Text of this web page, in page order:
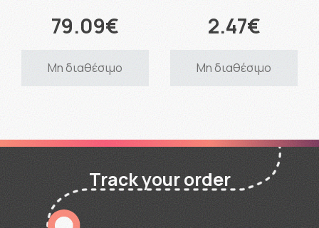
79.09€
Μη διαθέσιμο
2.47€
Μη διαθέσιμο
Track your order